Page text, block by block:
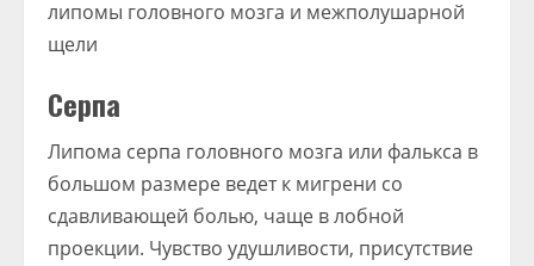
Серпа
Липома серпа головного мозга или фалькса в
большом размере ведет к мигрени со
сдавливающей болью, чаще в лобной
проекции. Чувство удушливости, присутствие